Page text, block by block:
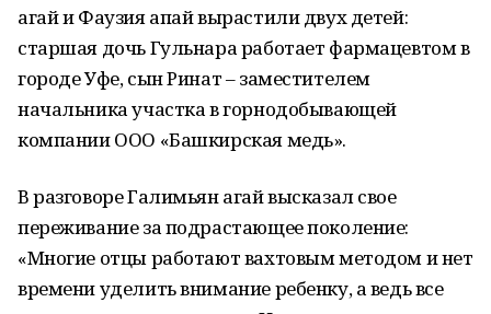
агай и Фаузия апай вырастили двух детей:
старшая дочь Гульнара работает фармацевтом в
городе Уфе, сын Ринат – заместителем
начальника участка в горнодобывающей
компании ООО «Башкирская медь».
В разговоре Галимьян агай высказал свое
переживание за подрастающее поколение:
«Многие отцы работают вахтовым методом и нет
времени уделить внимание ребенку, а ведь все